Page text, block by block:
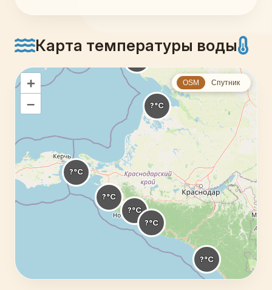
Карта температуры воды
OSM Спутник
+
–